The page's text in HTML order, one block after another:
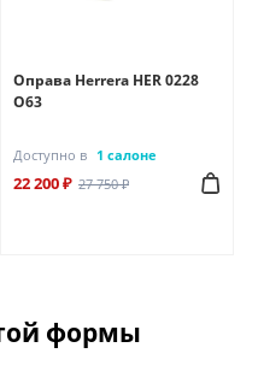
Оправа Herrera HER 0228
О63
Доступно в 1 салоне
22 200 ₽ 27 750 ₽
формы